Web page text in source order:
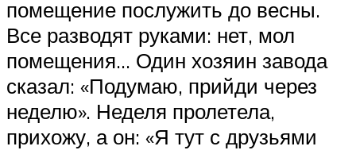
помещение послужить до весны.
Все разводят руками: нет, мол
помещения… Один хозяин завода
сказал: «Подумаю, прийди через
неделю». Неделя пролетела,
прихожу, а он: «Я тут с друзьями